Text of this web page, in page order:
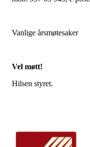
Vanlige årsmøtesaker
Vel møtt!
Hilsen styret.